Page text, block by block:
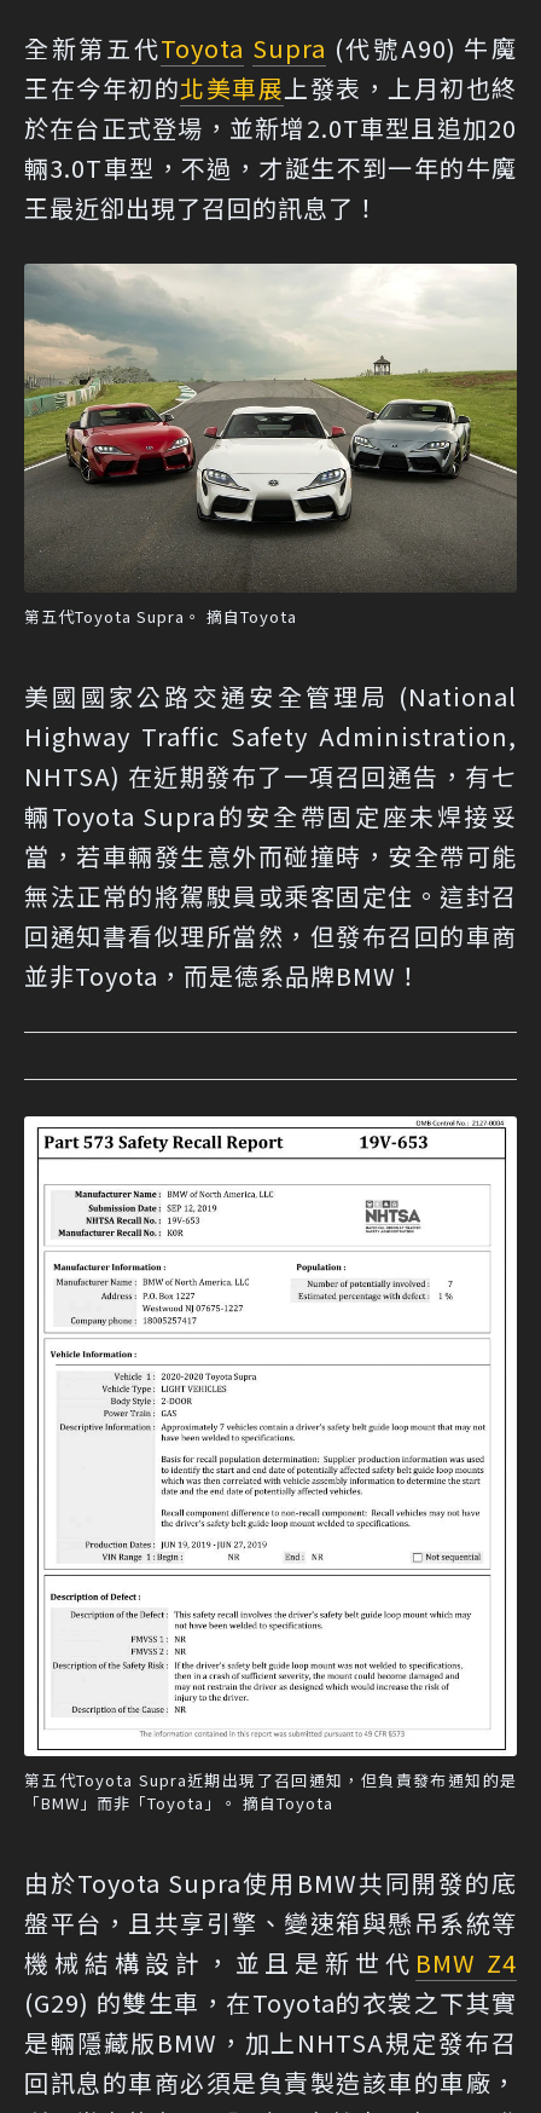
全新第五代Toyota Supra (代號A90) 牛魔
王在今年初的北美車展 上發表，上月初也終
於在台正式登場，並新增2.0T車型且追加20
輛3.0T車型，不過，才誕生不到一年的牛魔
王最近卻出現了召回的訊息了！
第五代Toyota Supra。 摘自Toyota
美國國家公路交通安全管理局 (National
Highway Traffic Safety Administration,
NHTSA) 在近期發布了一項召回通告，有七
輛Toyota Supra的安全帶固定座未焊接妥
當，若車輛發生意外而碰撞時，安全帶可能
無法正常的將駕駛員或乘客固定住。這封召
回通知書看似理所當然，但發布召回的車商
並非Toyota，而是德系品牌BMW！
第五代Toyota Supra近期出現了召回通知，但負責發布通知的是
「BMW」而非「Toyota」。 摘自Toyota
由於Toyota Supra使用BMW共同開發的底
盤平台，且共享引擎、變速箱與懸吊系統等
機械結構設計，並且是新世代 BMW Z4
(G29) 的雙生車，在Toyota的衣裳之下其實
是輛隱藏版BMW，加上NHTSA規定發布召
回訊息的車商必須是負責製造該車的車廠，